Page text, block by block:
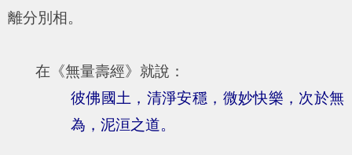
離分別相。
在《無量壽經》就說：
彼佛國土，清淨安穩，微妙快樂，次於無
為，泥洹之道。